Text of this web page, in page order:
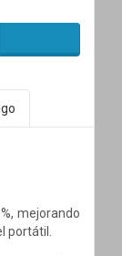
mejorando
portátil.